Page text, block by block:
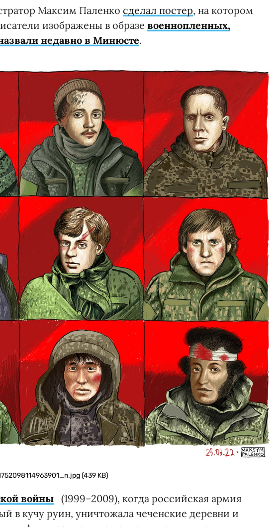
Максим Паленко сделал постер, на котором
изображены в образе военнопленных,
недавно в Минюсте.
(439 KB)
войны (1999–2009), когда российская армия
в кучу руин, уничтожала чеченские деревни и